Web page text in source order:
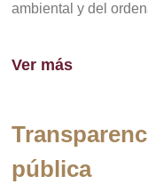
ambiental y del
Ver más
pública